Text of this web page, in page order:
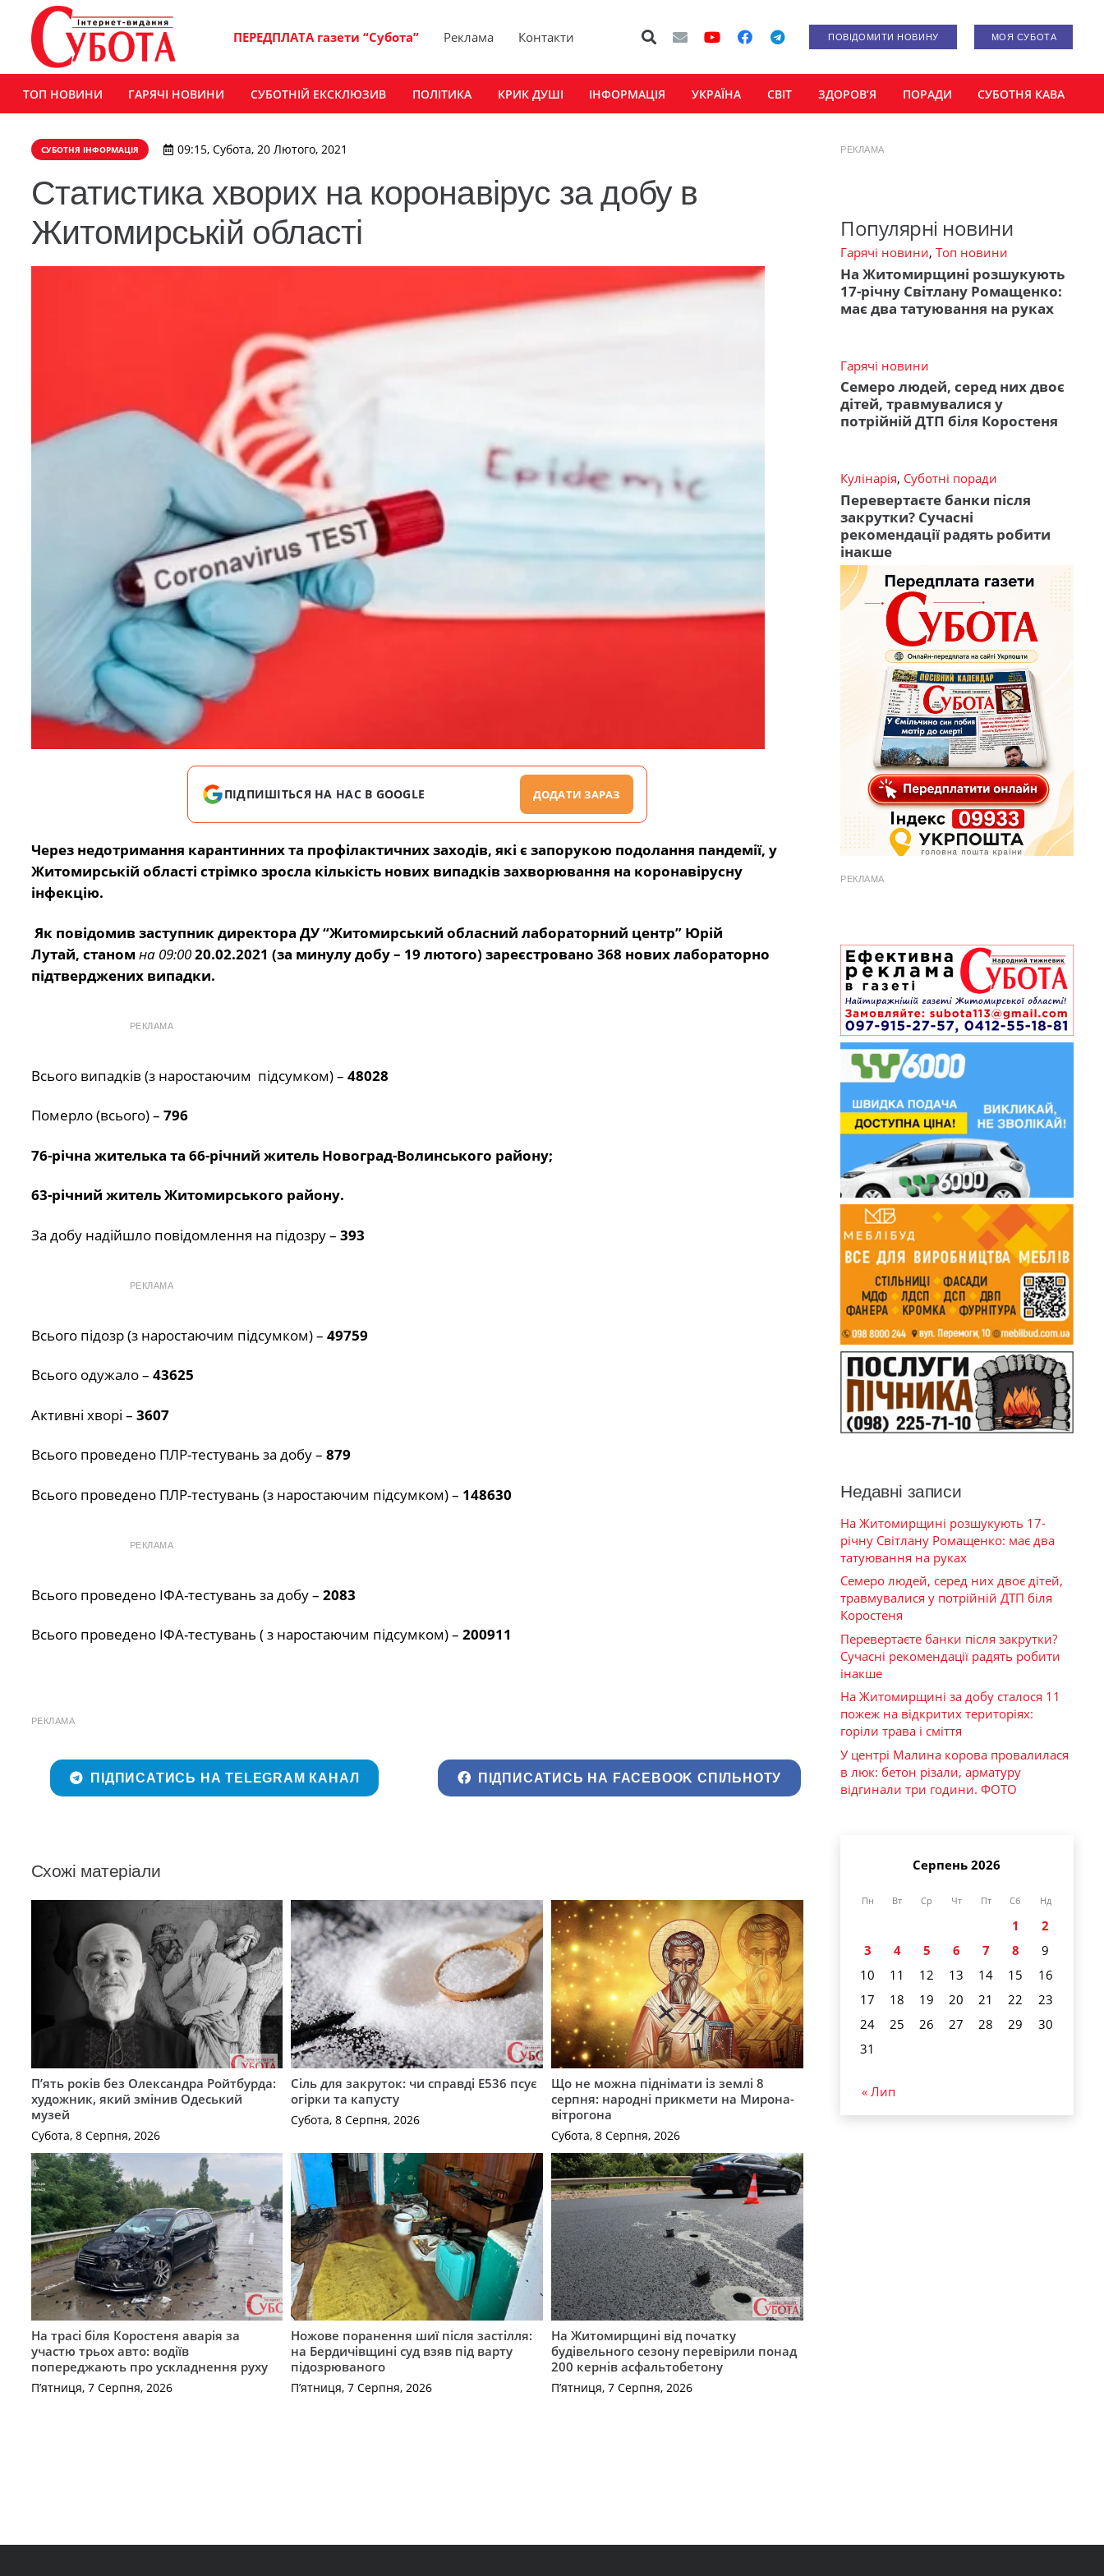
ПЕРЕДПЛАТА газети “Субота” Реклама Контакти ПОВІДОМИТИ НОВИНУ МОЯ СУБОТА
ТОП НОВИНИ ГАРЯЧІ НОВИНИ СУБОТНІЙ ЕКСКЛЮЗИВ ПОЛІТИКА КРИК ДУШІ ІНФОРМАЦІЯ УКРАЇНА СВІТ ЗДОРОВ’Я ПОРАДИ СУБОТНЯ КАВА
СУБОТНЯ ІНФОРМАЦІЯ 09:15, Субота, 20 Лютого, 2021
Статистика хворих на коронавірус за добу в
Житомирській області
ПІДПИШІТЬСЯ НА НАС В GOOGLE ДОДАТИ ЗАРАЗ
Через недотримання карантинних та профілактичних заходів, які є запорукою подолання пандемії, у
Житомирській області стрімко зросла кількість нових випадків захворювання на коронавірусну
інфекцію.
Як повідомив заступник директора ДУ “Житомирський обласний лабораторний центр” Юрій
Лутай, станом на 09:0020.02.2021 (за минулу добу – 19 лютого) зареєстровано 368 нових лабораторно
підтверджених випадки.
РЕКЛАМА
Всього випадків (з наростаючим підсумком) – 48028
Померло (всього) – 796
76-річна жителька та 66-річний житель Новоград-Волинського району;
63-річний житель Житомирського району.
За добу надійшло повідомлення на підозру – 393
РЕКЛАМА
Всього підозр (з наростаючим підсумком) – 49759
Всього одужало – 43625
Активні хворі – 3607
Всього проведено ПЛР-тестувань за добу – 879
Всього проведено ПЛР-тестувань (з наростаючим підсумком) – 148630
РЕКЛАМА
Всього проведено ІФА-тестувань за добу – 2083
Всього проведено ІФА-тестувань ( з наростаючим підсумком) – 200911
РЕКЛАМА
ПІДПИСАТИСЬ НА TELEGRAM КАНАЛ ПІДПИСАТИСЬ НА FACEBOOK СПІЛЬНОТУ
Схожі матеріали
П’ять років без Олександра Ройтбурда:
художник, який змінив Одеський
музей
Субота, 8 Серпня, 2026
Сіль для закруток: чи справді Е536 псує
огірки та капусту
Субота, 8 Серпня, 2026
Що не можна піднімати із землі 8
серпня: народні прикмети на Мирона-
вітрогона
Субота, 8 Серпня, 2026
На трасі біля Коростеня аварія за
участю трьох авто: водіїв
попереджають про ускладнення руху
П’ятниця, 7 Серпня, 2026
Ножове поранення шиї після застілля:
на Бердичівщині суд взяв під варту
підозрюваного
П’ятниця, 7 Серпня, 2026
На Житомирщині від початку
будівельного сезону перевірили понад
200 кернів асфальтобетону
П’ятниця, 7 Серпня, 2026
РЕКЛАМА
Популярні новини
Гарячі новини, Топ новини
На Житомирщині розшукують
17-річну Світлану Ромащенко:
має два татуювання на руках
Гарячі новини
Семеро людей, серед них двоє
дітей, травмувалися у
потрійній ДТП біля Коростеня
Кулінарія, Суботні поради
Перевертаєте банки після
закрутки? Сучасні
рекомендації радять робити
інакше
РЕКЛАМА
Недавні записи
На Житомирщині розшукують 17-
річну Світлану Ромащенко: має два
татуювання на руках
Семеро людей, серед них двоє дітей,
травмувалися у потрійній ДТП біля
Коростеня
Перевертаєте банки після закрутки?
Сучасні рекомендації радять робити
інакше
На Житомирщині за добу сталося 11
пожеж на відкритих територіях:
горіли трава і сміття
У центрі Малина корова провалилася
в люк: бетон різали, арматуру
відгинали три години. ФОТО
Серпень 2026
Пн Вт Ср Чт Пт Сб Нд
1
2
3
4 5 6 7 8
9
10
11 12 13 14 15
16
17
18 19 20 21 22
23
24
25 26 27 28 29
30
31
« Лип